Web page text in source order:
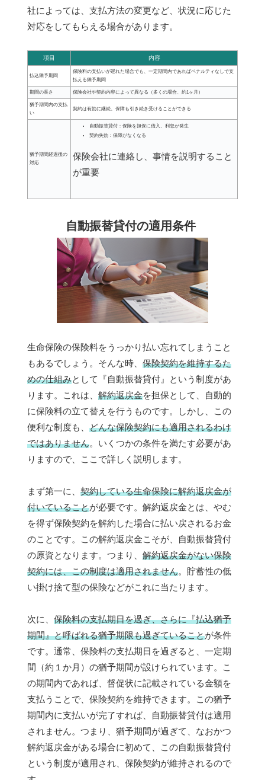
社によっては、支払方法の変更など、状況に応じた
対応をしてもらえる場合があります。
項目 内容
払込猶予期間
保険料の支払いが遅れた場合でも、一定期間内であればペナルティなしで支
払える猶予期間
期間の長さ 保険会社や契約内容によって異なる（多くの場合、約1ヶ月）
猶予期間内の支払
い
契約は有効に継続、保障も引き続き受けることができる
猶予期間経過後の
対応
自動振替貸付：保険を担保に借入、利息が発生
契約失効：保障がなくなる
保険会社に連絡し、事情を説明すること
が重要
自動振替貸付の適用条件
生命保険の保険料をうっかり払い忘れてしまうこと
もあるでしょう。そんな時、 保険契約を維持するた
めの仕組みとして『自動振替貸付』という制度があ
ります。これは、 解約返戻金を担保として、自動的
に保険料の立て替えを行うものです。しかし、この
便利な制度も、 どんな保険契約にも適用されるわけ
ではありません。いくつかの条件を満たす必要があ
りますので、ここで詳しく説明します。
まず第一に、 契約している生命保険に解約返戻金が
付いていることが必要です。解約返戻金とは、やむ
を得ず保険契約を解約した場合に払い戻されるお金
のことです。この解約返戻金こそが、自動振替貸付
の原資となります。つまり、 解約返戻金がない保険
契約には、この制度は適用されません。貯蓄性の低
い掛け捨て型の保険などがこれに当たります。
次に、 保険料の支払期日を過ぎ、さらに『払込猶予
期間』と呼ばれる猶予期限も過ぎていることが条件
です。通常、保険料の支払期日を過ぎると、一定期
間（約１か月）の猶予期間が設けられています。こ
の期間内であれば、督促状に記載されている金額を
支払うことで、保険契約を維持できます。この猶予
期間内に支払いが完了すれば、自動振替貸付は適用
されません。つまり、猶予期間が過ぎて、なおかつ
解約返戻金がある場合に初めて、この自動振替貸付
という制度が適用され、保険契約が維持されるので